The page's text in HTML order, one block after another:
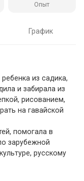
Опыт
График
из садика,
и забирала из
рисованием,
на гавайской
помогала в
зарубежной
русскому